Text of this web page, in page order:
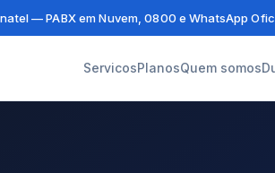
— PABX em Nuvem, 0800 e WhatsApp
ServicosPlanosQuem somos